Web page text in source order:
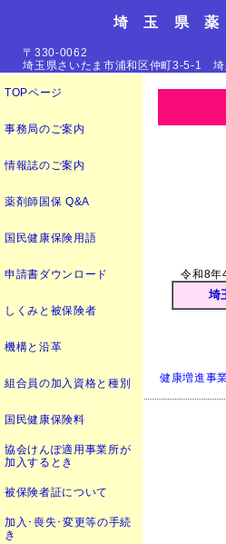
埼 玉 県
〒330-0062
埼玉県さいたま市浦和区仲町3-5-1 埼
TOPページ
事務局のご案内
情報誌のご案内
薬剤師国保 Q&A
国民健康保険用語
申請書ダウンロード
しくみと被保険者
機構と沿革
組合員の加入資格と種別
国民健康保険料
協会けんぽ適用事業所が
加入するとき
被保険者証について
加入･喪失･変更等の手続
き
令和8年4
埼
健康増進事